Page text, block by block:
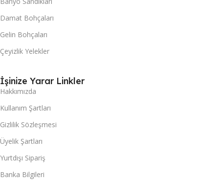
Damat Bohçaları
Gelin Bohçaları
Çeyizlik Yelekler
İşinize Yarar Linkler
Hakkımızda
Kullanım Şartları
Gizlilik Sözleşmesi
Üyelik Şartları
Yurtdışı Sipariş
Banka Bilgileri